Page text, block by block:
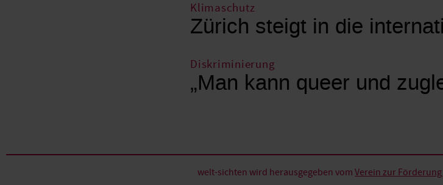
Klimaschutz
Zürich steigt in die
Diskriminierung
„Man kann queer und
welt-sichten wird herausgegeben vom Verein zur